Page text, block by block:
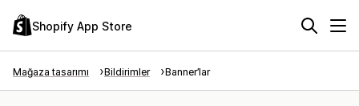
Shopify App Store
Mağaza tasarımı Bildirimler Banner’lar